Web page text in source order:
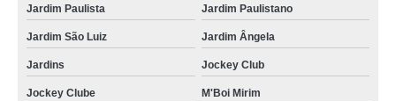
Jardim Paulista Jardim Paulistano
Jardim São Luiz Jardim Ângela
Jardins Jockey Club
Jockey Clube M'Boi Mirim